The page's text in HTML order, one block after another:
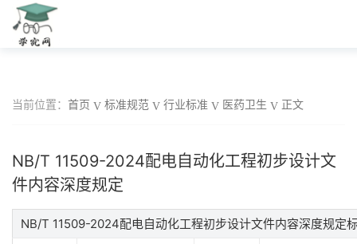
当前位置： 首页 标准规范 行业标准 医药卫生 正文
NB/T 11509-2024配电自动化工程初步设计文
件内容深度规定
NB/T 11509-2024配电自动化工程初步设计文件内容深度规定